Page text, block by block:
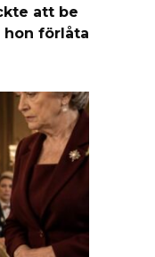
att be
hon förlåta